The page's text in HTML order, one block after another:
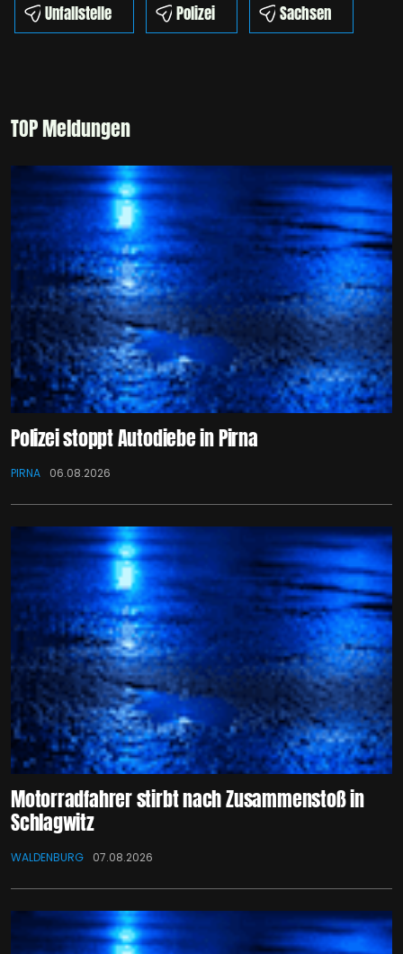
Unfallstelle
Polizei Sachsen
TOP Meldungen
Polizei stoppt Autodiebe in Pirna
PIRNA 06.08.2026
Motorradfahrer stirbt nach Zusammenstoß in
Schlagwitz
WALDENBURG 07.08.2026